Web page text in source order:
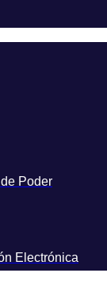
Poder
Electrónica